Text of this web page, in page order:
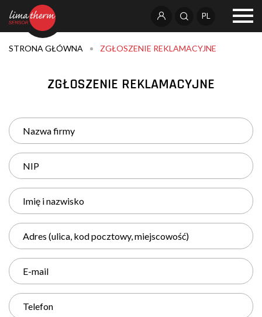
PL
STRONA GŁÓWNA ZGŁOSZENIE REKLAMACYJNE
ZGŁOSZENIE REKLAMACYJNE